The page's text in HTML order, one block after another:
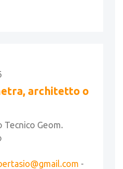
architetto o
Tecnico Geom.
-